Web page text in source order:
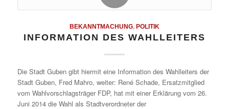
BEKANNTMACHUNG, POLITIK
INFORMATION DES WAHLLEITERS
Die Stadt Guben gibt hiermit eine Information des Wahlleiters der
Stadt Guben, Fred Mahro, weiter: René Schade, Ersatzmitglied
vom Wahlvorschlagsträger FDP, hat mit einer Erklärung vom 26.
Juni 2014 die Wahl als Stadtverordneter der